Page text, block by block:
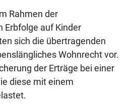
Rahmen der
Erbfolge auf Kinder
sich die übertragenden
Wohnrecht vor.
der Erträge bei einer
diese mit einem